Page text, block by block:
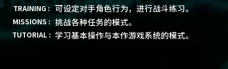
TRAINING : 可设定对手角色行为，进行战斗练习。
MISSIONS : 挑战各种任务的模式。
TUTORIAL : 学习基本操作与本作游戏系统的模式。